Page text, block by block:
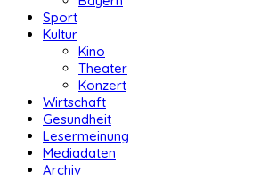
Sport
Kultur
Kino
Theater
Konzert
Wirtschaft
Gesundheit
Lesermeinung
Mediadaten
Archiv